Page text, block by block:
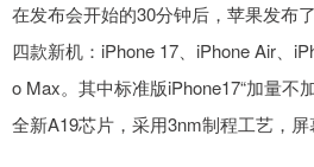
在发布会开始的30分钟后，苹果发
四款新机：iPhone 17、iPhone Air、
o Max。其中标准版iPhone17“加量不
全新A19芯片，采用3nm制程工艺，屏